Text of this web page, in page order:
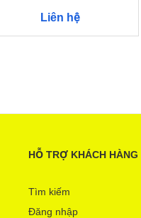
Liên hệ
HỖ TRỢ KHÁCH HÀNG
Tìm kiếm
Đăng nhập